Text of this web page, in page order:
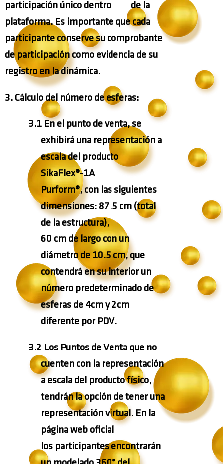
participación único dentro de la
plataforma. Es importante que cada
participante conserve su comprobante
de participación como evidencia de su
registro en la dinámica.
3. Cálculo del número de esferas:
3.1 En el punto de venta, se
exhibirá una representación a
escala del producto
SikaFlex®-1A
Purform®, con las siguientes
dimensiones: 87.5 cm (total
de la estructura),
60 cm de largo con un
diámetro de 10.5 cm, que
contendrá en su interior un
número predeterminado de
esferas de 4cm y 2cm
diferente por PDV.
3.2 Los Puntos de Venta que no
cuenten con la representación
a escala del producto físico,
tendrán la opción de tener una
representación virtual. En la
página web oficial
los participantes encontrarán